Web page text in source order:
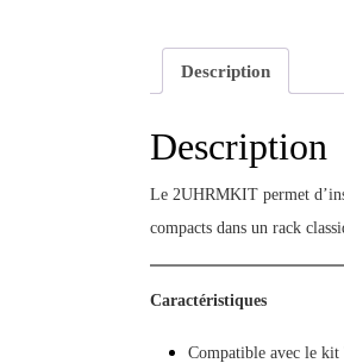
Description
Description
Le 2UHRMKIT permet
compacts dans un rack
Caractéristiques
Compatible avec le kit